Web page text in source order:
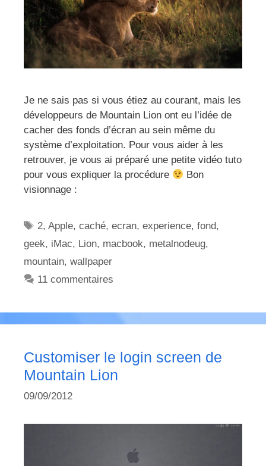
Je ne sais pas si vous étiez au courant, mais les
développeurs de Mountain Lion ont eu l’idée de
cacher des fonds d’écran au sein même du
système d’exploitation. Pour vous aider à les
retrouver, je vous ai préparé une petite vidéo tuto
pour vous expliquer la procédure
Bon
visionnage :
Étiquettes
2,Apple,caché,ecran,experience,fond,
geek, iMac, Lion, macbook, metalnodeug,
mountain, wallpaper
11 commentaires
Customiser le login screen de
Mountain Lion
09/09/2012